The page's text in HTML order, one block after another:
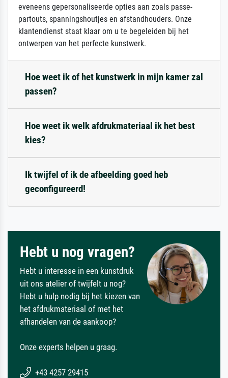
eveneens gepersonaliseerde opties aan zoals passe-
partouts, spanningshoutjes en afstandhouders. Onze
klantendienst staat klaar om u te begeleiden bij het
ontwerpen van het perfecte kunstwerk.
Hoe weet ik of het kunstwerk in mijn kamer zal
passen?
Hoe weet ik welk afdrukmateriaal ik het best
kies?
Ik twijfel of ik de afbeelding goed heb
geconfigureerd!
Hebt u nog vragen?
Hebt u interesse in een kunstdruk
uit ons atelier of twijfelt u nog?
Hebt u hulp nodig bij het kiezen van
het afdrukmateriaal of met het
afhandelen van de aankoop?
Onze experts helpen u graag.
+43 4257 29415